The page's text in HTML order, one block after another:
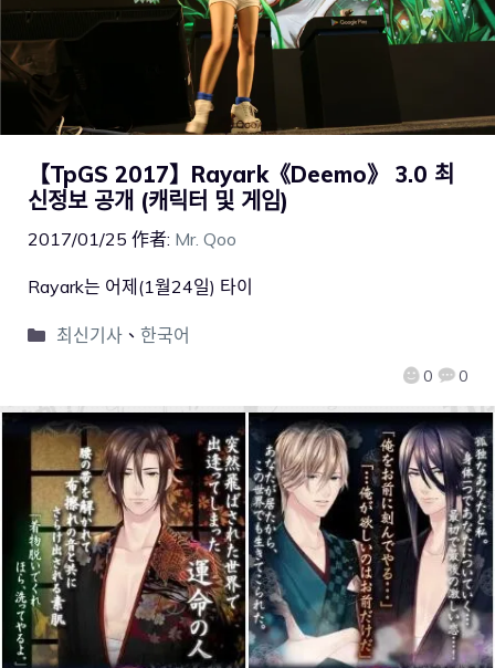
【TpGS 2017】Rayark《Deemo》 3.0 최
신정보 공개 (캐릭터 및 게임)
2017/01/25 作者: Mr. Qoo
0 0
Rayark는 어제(1월24일) 타이
최신기사、 한국어